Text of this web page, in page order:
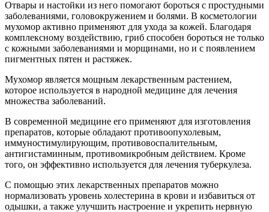
Отвары и настойки из него помогают бороться с простудными
заболеваниями, головокружением и болями. В косметологии
мухомор активно применяют для ухода за кожей. Благодаря
комплексному воздействию, гриб способен бороться не только
с кожными заболеваниями и морщинами, но и с появлением
пигментных пятен и растяжек.
Мухомор является мощным лекарственным растением,
которое используется в народной медицине для лечения
множества заболеваний.
В современной медицине его применяют для изготовления
препаратов, которые обладают противоопухолевым,
иммуностимулирующим, противовоспалительным,
антигистаминным, противомикробным действием. Кроме
того, он эффективно используется для лечения туберкулеза.
С помощью этих лекарственных препаратов можно
нормализовать уровень холестерина в крови и избавиться от
одышки, а также улучшить настроение и укрепить нервную